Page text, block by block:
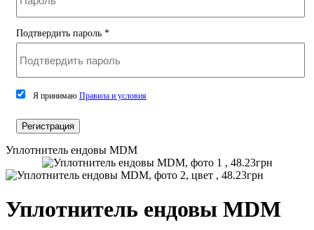
Подтвердить пароль *
Я принимаю Правила и условия
Регистрация
Уплотнитель ендовы MDM
Уплотнитель ендовы MDM